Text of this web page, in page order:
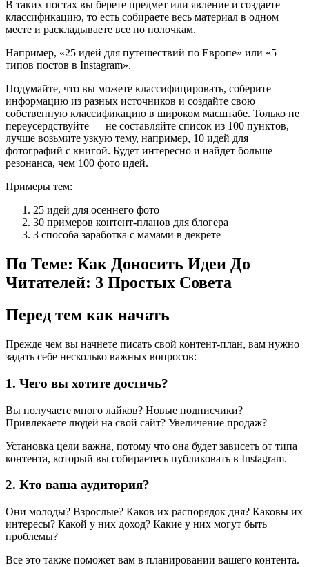
В таких постах вы берете предмет или явление и создаете
классификацию, то есть собираете весь материал в одном
месте и раскладываете все по полочкам.
Например, «25 идей для путешествий по Европе» или «5
типов постов в Instagram».
Подумайте, что вы можете классифицировать, соберите
информацию из разных источников и создайте свою
собственную классификацию в широком масштабе. Только не
переусердствуйте — не составляйте список из 100 пунктов,
лучше возьмите узкую тему, например, 10 идей для
фотографий с книгой. Будет интересно и найдет больше
резонанса, чем 100 фото идей.
Примеры тем:
25 идей для осеннего фото
30 примеров контент-планов для блогера
3 способа заработка с мамами в декрете
По Теме: Как Доносить Идеи До
Читателей: 3 Простых Совета
Перед тем как начать
Прежде чем вы начнете писать свой контент-план, вам нужно
задать себе несколько важных вопросов:
1. Чего вы хотите достичь?
Вы получаете много лайков? Новые подписчики?
Привлекаете людей на свой сайт? Увеличение продаж?
Установка цели важна, потому что она будет зависеть от типа
контента, который вы собираетесь публиковать в Instagram.
2. Кто ваша аудитория?
Они молоды? Взрослые? Каков их распорядок дня? Каковы их
интересы? Какой у них доход? Какие у них могут быть
проблемы?
Все это также поможет вам в планировании вашего контента.